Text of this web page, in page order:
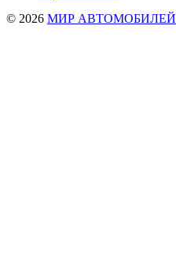
© 2026 МИР АВТОМОБИЛЕЙ